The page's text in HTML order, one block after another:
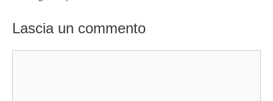
Lascia un commento